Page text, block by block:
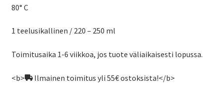
80° C
1 teelusikallinen / 220 – 250 ml
Toimitusaika 1-6 viikkoa, jos tuote väliaikaisesti lopussa.
<b> Ilmainen toimitus yli 55€ ostoksista!</b>